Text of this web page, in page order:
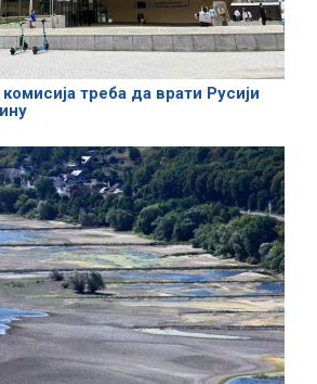
треба да врати Русији